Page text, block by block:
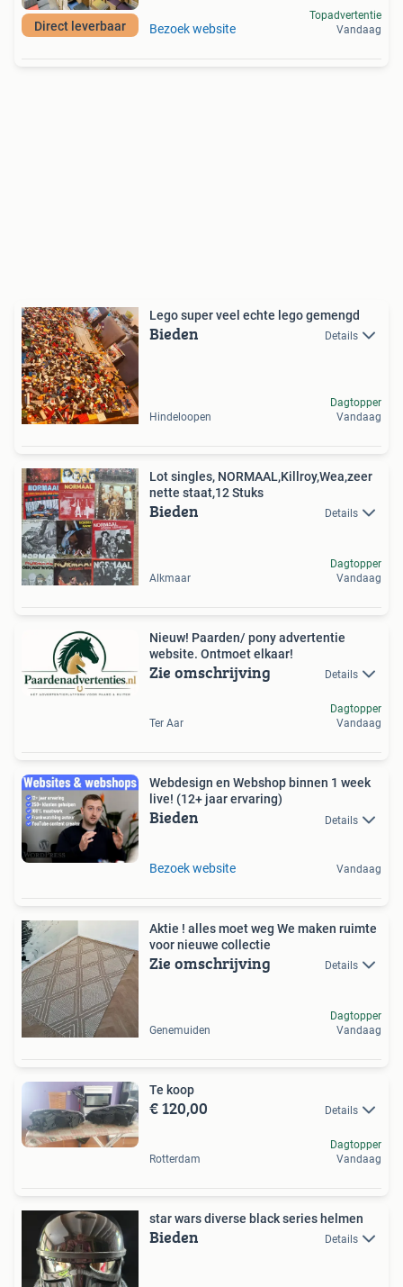
Direct leverbaar Bezoek website
Topadvertentie
Vandaag
Lego super veel echte lego gemengd
Bieden Details
Hindeloopen
Dagtopper
Vandaag
Lot singles, NORMAAL,Killroy,Wea,zeer
nette staat,12 Stuks
Bieden Details
Alkmaar
Dagtopper
Vandaag
Nieuw! Paarden/ pony advertentie
website. Ontmoet elkaar!
Zie omschrijving Details
Ter Aar
Dagtopper
Vandaag
Webdesign en Webshop binnen 1 week
live! (12+ jaar ervaring)
Bieden Details
Bezoek website Vandaag
Aktie ! alles moet weg We maken ruimte
voor nieuwe collectie
Zie omschrijving Details
Genemuiden
Dagtopper
Vandaag
Te koop
€ 120,00 Details
Rotterdam
Dagtopper
Vandaag
star wars diverse black series helmen
Bieden Details